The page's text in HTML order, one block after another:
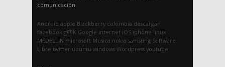
comunicación.
Android apple Blackberry colombia descargar
facebook gEEK Google internet iOS iphone linux
MEDELLIN microsoft Musica nokia samsung Software
Libre twitter ubuntu windows Wordpress youtube